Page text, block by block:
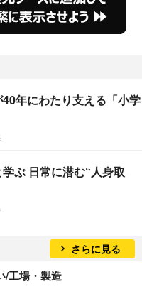
年にわたり支える「小学
ぶ 日常に潜む“人身取
さらに見る
/工場・製造